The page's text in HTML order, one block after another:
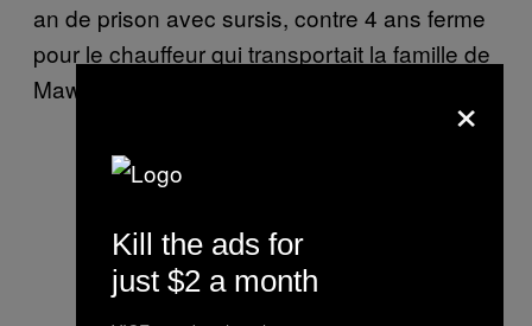
an de prison avec sursis, contre 4 ans ferme
pour le chauffeur qui transportait la famille de
Mawda.
×
Kill the ads for
just $2 a month